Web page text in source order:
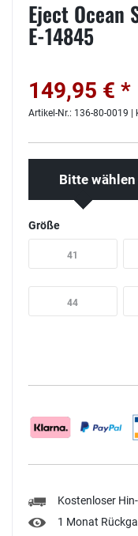
Eject Ocean
E-14845
149,95 € *
Artikel-Nr.: 136-80-0019 |
Bitte wählen
Größe
41
44
Kostenloser
1 Monat